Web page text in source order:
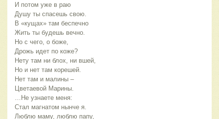
И потом уже в раю
Душу ты спасешь свою.
В «кущах» там беспечно
Жить ты будешь вечно.
Но с чего, о боже,
Дрожь идет по коже?
Нету там ни блох, ни вшей,
Но и нет там корешей.
Нет там и малины –
Цветаевой Марины.
…Не узнаете меня:
Стал магнатом нынче я.
Люблю маму, люблю папу,